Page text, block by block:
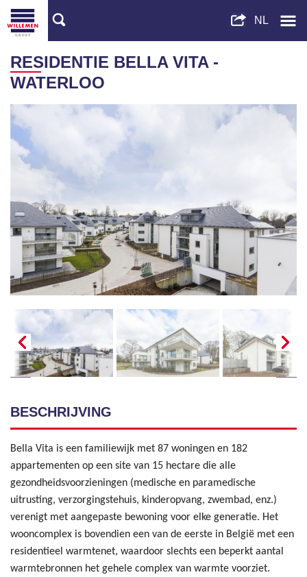
RESIDENTIE BELLA VITA -
WATERLOO
BESCHRIJVING
Bella Vita is een familiewijk met 87 woningen en 182
appartementen op een site van 15 hectare die alle
gezondheidsvoorzieningen (medische en paramedische
uitrusting, verzorgingstehuis, kinderopvang, zwembad, enz.)
verenigt met aangepaste bewoning voor elke generatie. Het
wooncomplex is bovendien een van de eerste in België met een
residentieel warmtenet, waardoor slechts een beperkt aantal
warmtebronnen het gehele complex van warmte voorziet.